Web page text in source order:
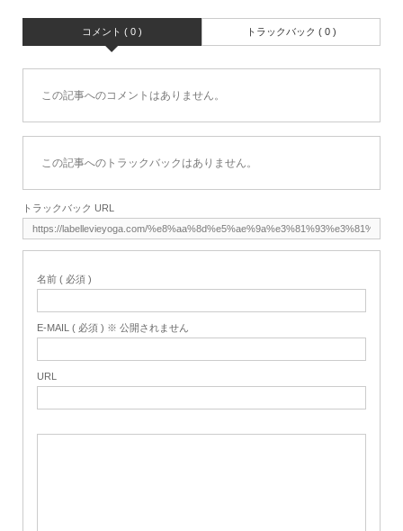
コメント ( 0 ) トラックバック ( 0 )
この記事へのコメントはありません。
この記事へのトラックバックはありません。
トラックバック URL
名前 ( 必須 )
E-MAIL ( 必須 ) ※ 公開されません
URL